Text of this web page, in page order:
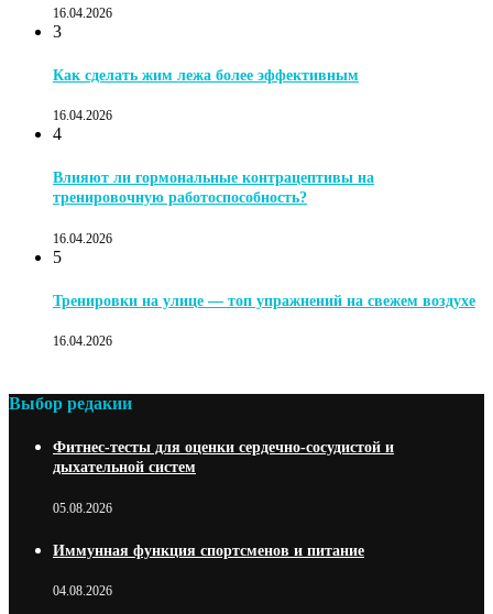
16.04.2026
3
Как сделать жим лежа более эффективным
16.04.2026
4
Влияют ли гормональные контрацептивы на
тренировочную работоспособность?
16.04.2026
5
Тренировки на улице — топ упражнений на свежем воздухе
16.04.2026
Выбор редакии
Фитнес-тесты для оценки сердечно-сосудистой и
дыхательной систем
05.08.2026
Иммунная функция спортсменов и питание
04.08.2026